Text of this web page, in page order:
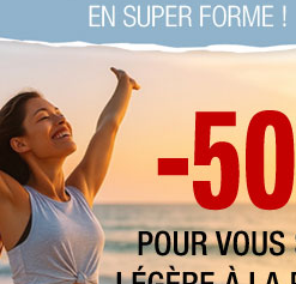
au bureau
LU 25783 fois
TAGS:
lourdes
assouplissements
relaxation
douleur
AUTEUR : Anna Montauban
vendredi 10 novembre 2017
Passer des journées
derrière un bureau peut
calvaire pour votre corps.